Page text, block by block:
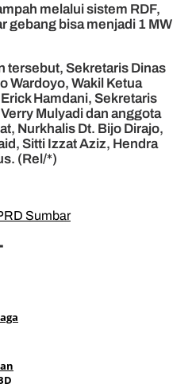
melalui sistem RDF,
gebang bisa menjadi 1 MW
tersebut, Sekretaris Dinas
Wardoyo, Wakil Ketua
Hamdani, Sekretaris
Mulyadi dan anggota
Nurkhalis Dt. Bijo Dirajo,
Sitti Izzat Aziz, Hendra
(Rel/*)
Sumbar